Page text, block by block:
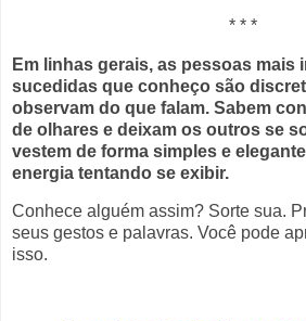
* * *
Em linhas gerais, as pessoas mais
sucedidas que conheço são
observam do que falam. Sabem
de olhares e deixam os outros se
vestem de forma simples e
energia tentando se exibir.
Conhece alguém assim? Sorte sua.
seus gestos e palavras. Você pode
isso.